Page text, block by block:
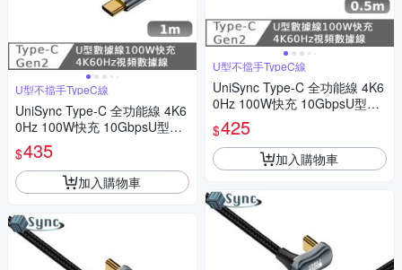
U型不擋手TypeC線
UniSync Type-C 全功能線 4K6
0Hz 100W快充 10GbpsU型充
電線 1米
$435
加入購物車
U型不擋手TypeC線
UniSync Type-C 全功能線 4K6
0Hz 100W快充 10GbpsU型充
電線0.5米
$425
加入購物車